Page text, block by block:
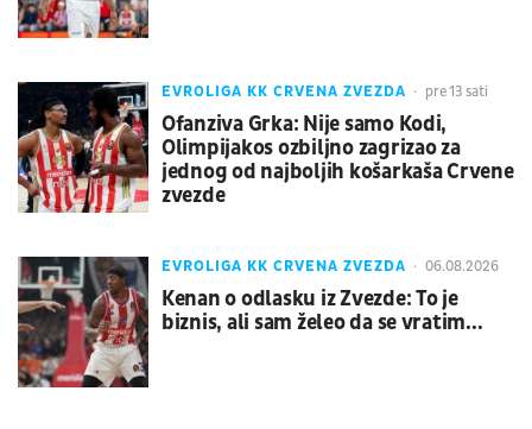
EVROLIGA KK CRVENA ZVEZDA pre 13 sati
Ofanziva Grka: Nije samo Kodi,
Olimpijakos ozbiljno zagrizao za
jednog od najboljih košarkaša Crvene
zvezde
EVROLIGA KK CRVENA ZVEZDA 06.08.2026
Kenan o odlasku iz Zvezde: To je
biznis, ali sam želeo da se vratim...